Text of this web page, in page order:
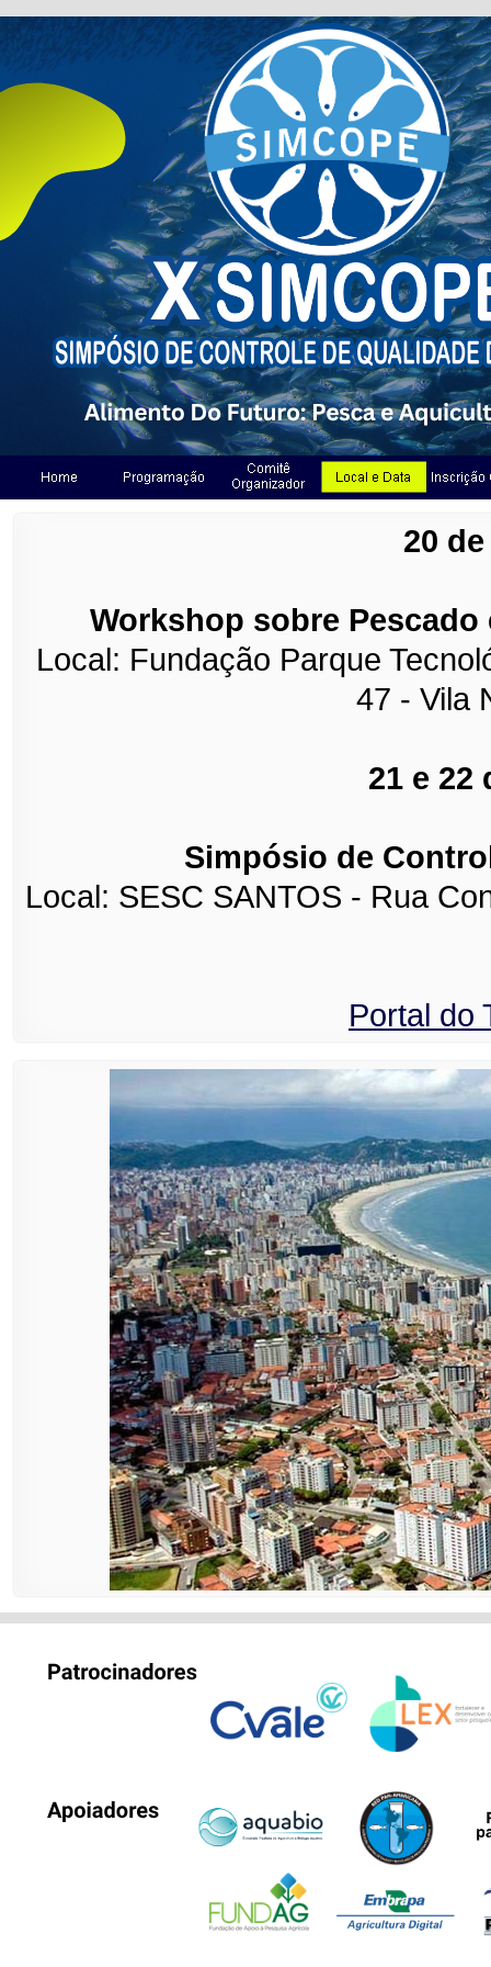
20
Workshop sobre
Local: Fundação Parque
47 - Vila
21 e 22
Simpósio de
Local: SESC SANTOS - Rua
Portal do